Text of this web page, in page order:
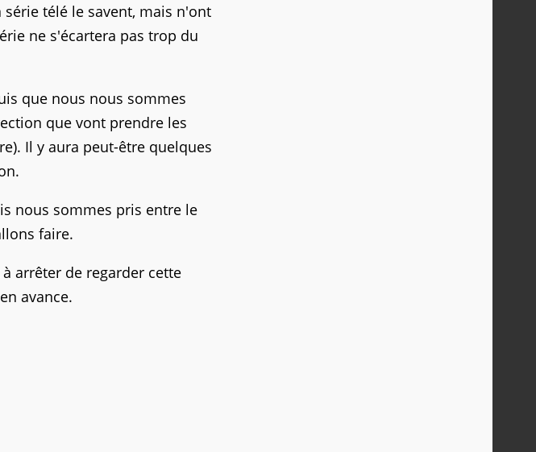
télé le savent, mais n'ont
ne s'écartera pas trop du
que nous nous sommes
que vont prendre les
Il y aura peut-être quelques
nous sommes pris entre le
faire.
arrêter de regarder cette
avance.